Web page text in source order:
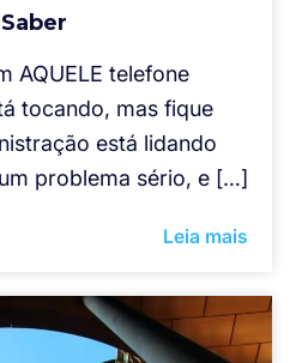
AQUELE telefone
tocando, mas fique
está lidando
problema sério, e […]
Leia mais